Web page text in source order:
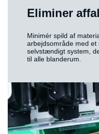
Eliminer
Minimér spild af
arbejdsområde med et
selvstændigt system,
til alle blanderum.